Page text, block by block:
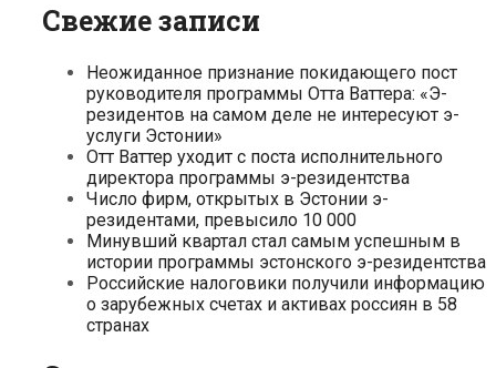
Свежие записи
Неожиданное признание покидающего пост
руководителя программы Отта Ваттера: «Э-
резидентов на самом деле не интересуют э-
услуги Эстонии»
Отт Ваттер уходит с поста исполнительного
директора программы э-резидентства
Число фирм, открытых в Эстонии э-
резидентами, превысило 10 000
Минувший квартал стал самым успешным в
истории программы эстонского э-резидентства
Российские налоговики получили информацию
о зарубежных счетах и активах россиян в 58
странах